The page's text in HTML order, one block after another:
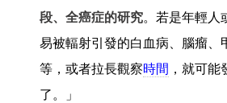
段、全癌症的研究。若是年輕人
易被輻射引發的白血病、腦瘤、
等，或者拉長觀察時間 ，就可
了。」